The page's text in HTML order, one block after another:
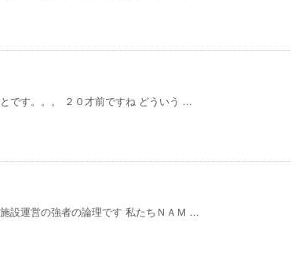
です。。。 ２０才前ですね どういう ...
設運営の強者の論理です 私たちＮＡＭ ...